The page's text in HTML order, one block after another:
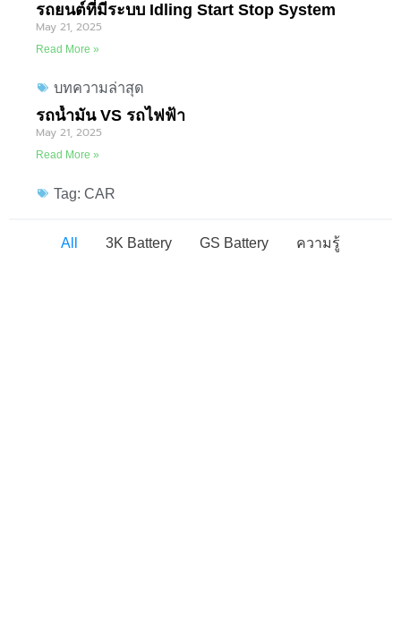
รถยนต์ที่มีระบบ Idling Start Stop System
May 21, 2025
Read More »
บทความล่าสุด
รถน้ำมัน VS รถไฟฟ้า
May 21, 2025
Read More »
Tag: CAR
All 3K Battery GS Battery ความรู้